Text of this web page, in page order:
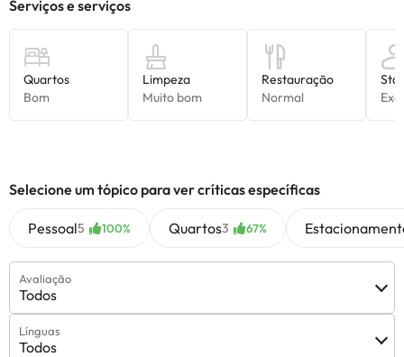
Todas as informações desta página estão sujeitas a alterações
Selecione um tópico para ver críticas específicas
Pessoal5 100% Quartos3 67%
Avaliação
Todos
Línguas
Todos